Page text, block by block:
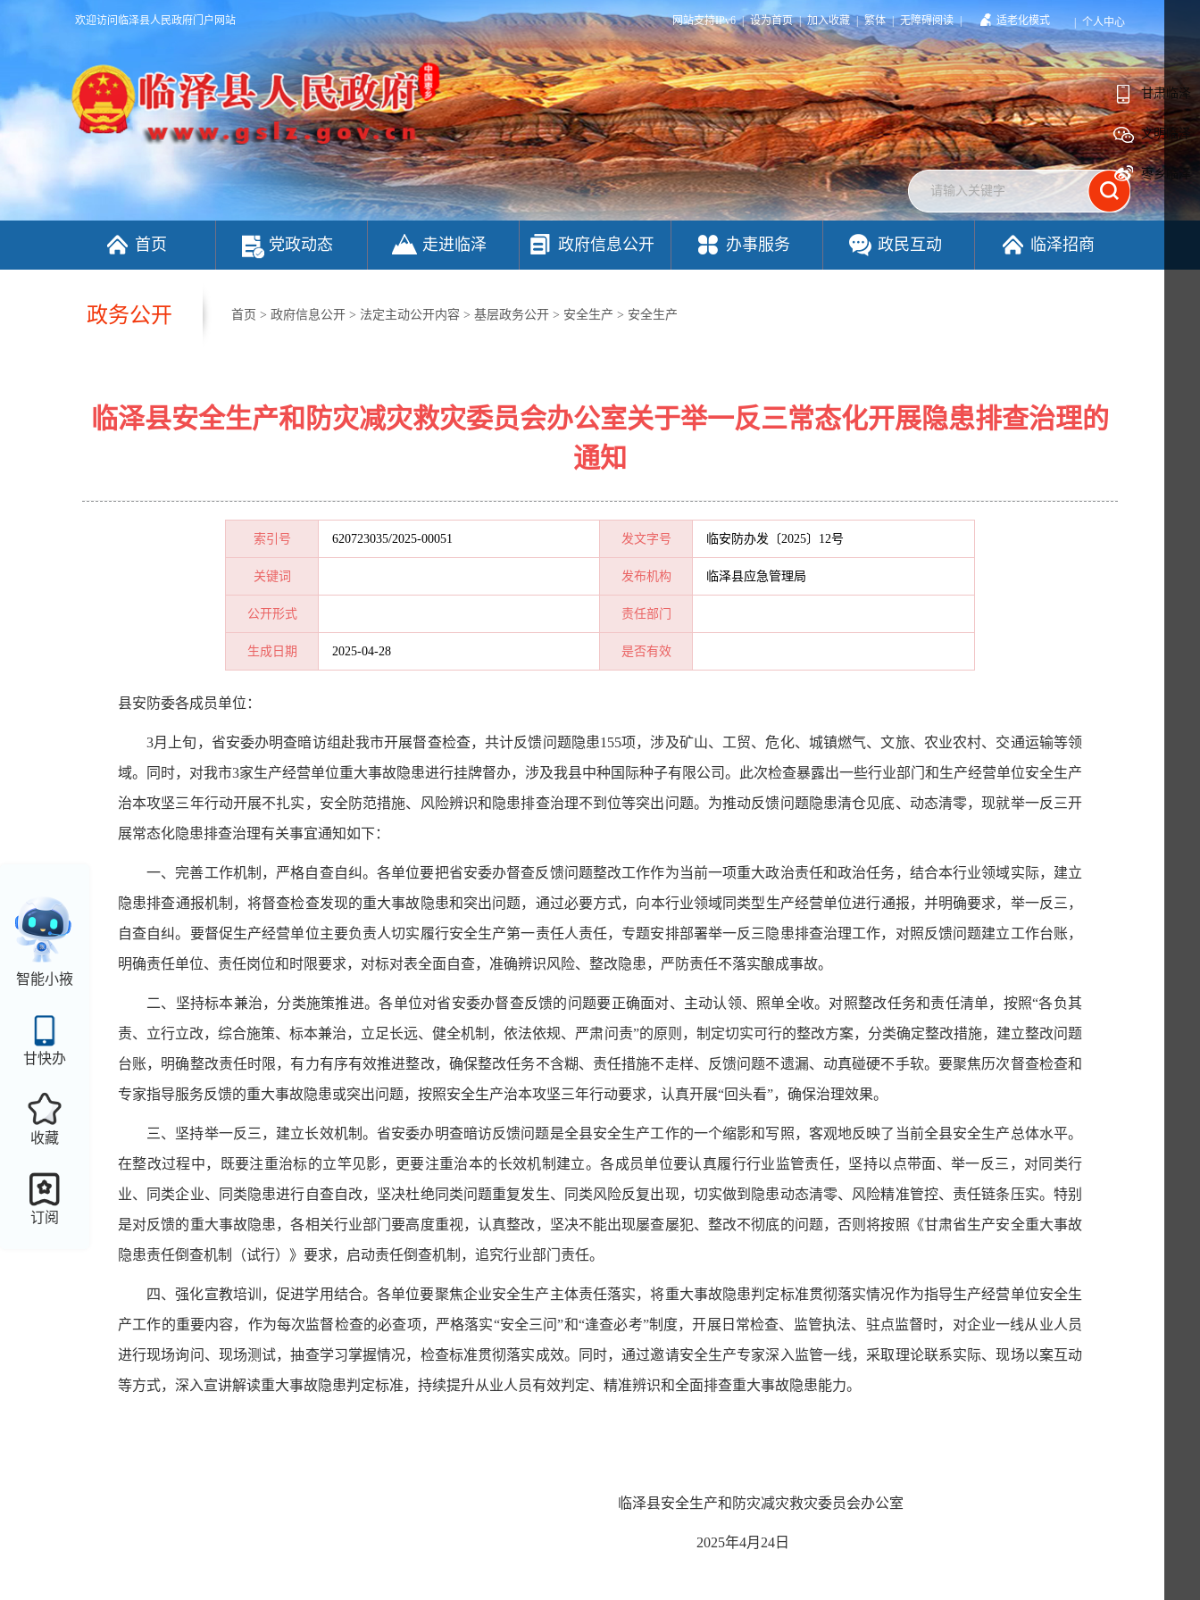
欢迎访问临泽县人民政府门户网站 网站支持IPv6 | 设为首页 | 加入收藏 | 繁体 | 无障碍阅读 | 适老化模式 个人中心
首页 党政动态 走进临泽 政府信息公开 办事服务 政民互动 临泽招商
智能小掖
甘快办
收藏
订阅
政务公开 首页 > 政府信息公开 > 法定主动公开内容 > 基层政务公开 > 安全生产 > 安全生产
临泽县安全生产和防灾减灾救灾委员会办公室关于举一反三常态化开展隐患排查治理的
通知
索引号 620723035/2025-00051 发文字号 临安防办发〔2025〕12号
关键词 发布机构 临泽县应急管理局
公开形式 责任部门
生成日期 2025-04-28 是否有效
县安 防委各成员单位：
3月上旬， 省安委办明查暗访组赴我市开展督查检查，共计反馈问题隐患155项，涉及矿山、工贸、危化、城镇燃气、文旅、农业农村、交通运输等领
域。同时，对我市3家生产经营单位重大事故隐患进行挂牌督办，涉及我县中种国际种子有限公司。此次检查暴露出一些行业部门和生产经营单位安全生产
治本攻坚三年行动开展不扎实，安全防范措施、风险辨识和隐患排查治理不到位等突出问题。为推动反馈问题隐患清仓见底、动态清零，现就举一反三开
展常态化隐患排查治理有关事宜通知如下：
一、完善工作机制，严格自查自纠。 各单位要把省安委办督查反馈问题整改工作作为当前一项重大政治责任和政治任务， 结合本行业领域实际，建立
隐患排查通报机制，将督查检查发现的重大事故 隐患和突出问题，通过必要方式， 向本行业领域同类型生产经营单位进行通报， 并明确要求，举一反三，
自查自纠。要督促生产经营单位主要负责人切实履行安全生产第一责任人责任，专题安排部署举一反三隐患排查治理工作，对照反馈问题建立工作台账，
明确责任单位、责任岗位和时限要求，对标对表全面自查， 准确辨识风险、 整改隐患，严防责任不落实酿成事故。
二、 坚持标本兼治，分类施策推进。各单位对省安委办督查反馈的问题要正确面对、主动认领、照单全收。对照整改任务和责任清单，按照“各负其
责、立行立改，综合施策、标本兼治，立足长远、健全机制，依法依规、严肃问责”的原则，制定切实可行的整改方案，分类确定整改措施，建立整改问题
台账，明确整改责任时限，有力有序有效推进整改，确保整改任务不含糊、责任措施不走样、反馈问题不遗漏、动真碰硬不手软。 要聚焦历次督查检查和
专家指导服务反馈的重大事故隐患或突出问题，按照安全生产治本攻坚三年行动要求， 认真开展“回头看”， 确保治理效果。
三、坚持举一反三，建立长效机制。 省安委办明查暗访反馈问题是全县安全生产工作的一个缩影和写照，客观地反映了当前全县安全生产总体水平。
在整改过程中，既要注重治标的立竿见影，更要注重治本的长效机制建立。各成员单位要认真履行行业监管责任，坚持以点带面、举一反三，对同类行
业、同类企业、同类隐患进行自查自改，坚决杜绝同类问题重复发生、同类风险反复出现，切实做到隐患动态清零、风险精准管控、责任链条压实。特别
是对反馈的重大事故隐患，各相关行业部门要高度重视，认真整改，坚决不能出现屡查屡犯、整改不彻底的问题，否则将按照 《甘肃省生产安全重大事故
隐患责任倒查机制（试行）》要求，启动责任倒查机制，追究行业部门责任。
四、强化宣教培训，促进学用结合。 各单位要聚焦企业安全生产主体责任落实，将重大事故隐患判定标准贯彻落实情况作为指导生产经营单位安全生
产工作的重要内容，作为每次监督检查的必查项，严格落实“安全三问”和“逢查必考”制度，开展日常检查、监管执法、驻点监督时，对企业一线从业人员
进行现场询问、现场测试，抽查学习掌握情况，检查标准贯彻落实成效。同时，通过邀请安全生产专家深入监管一线，采取理论联系实际、现场以案互动
等方式， 深入宣讲解读重大事故隐患判定标准， 持续提升从业人员有效判定、精准辨识和全面排查重大事故隐患能力。
临泽县安全生产和防灾减灾救灾委员会办公室
2025年4月24日
甘肃临泽
文明临泽
枣乡临泽